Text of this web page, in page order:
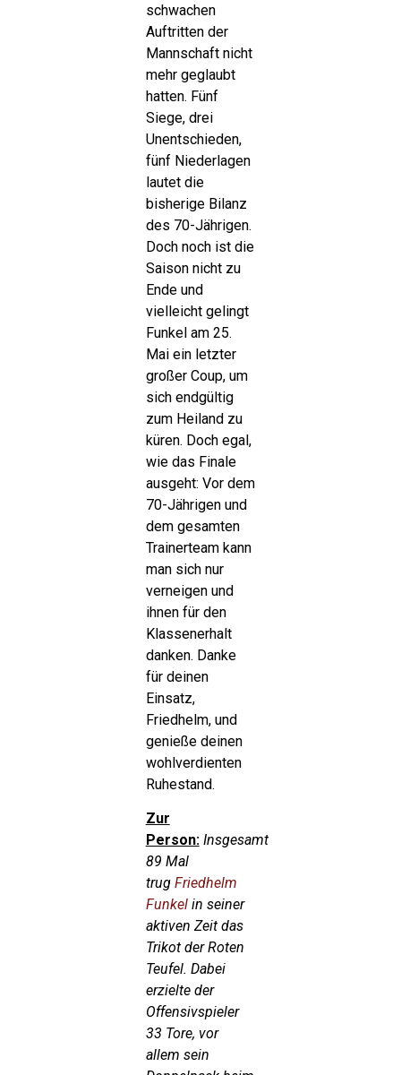
schwachen
Auftritten der
Mannschaft nicht
mehr geglaubt
hatten. Fünf
Siege, drei
Unentschieden,
fünf Niederlagen
lautet die
bisherige Bilanz
des 70-Jährigen.
Doch noch ist die
Saison nicht zu
Ende und
vielleicht gelingt
Funkel am 25.
Mai ein letzter
großer Coup, um
sich endgültig
zum Heiland zu
küren. Doch egal,
wie das Finale
ausgeht: Vor dem
70-Jährigen und
dem gesamten
Trainerteam kann
man sich nur
verneigen und
ihnen für den
Klassenerhalt
danken. Danke
für deinen
Einsatz,
Friedhelm, und
genieße deinen
wohlverdienten
Ruhestand.
Zur
Person: Insgesamt
89 Mal
trug Friedhelm
Funkelin seiner
aktiven Zeit das
Trikot der Roten
Teufel. Dabei
erzielte der
Offensivspieler
33 Tore, vor
allem sein